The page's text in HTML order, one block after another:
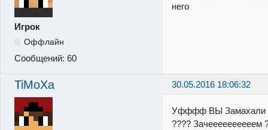
Игрок
Оффлайн
Сообщений: 60
него
TiMoXa 30.05.2016 18:06:32
Уфффф ВЫ Замахали
???? Зачеееееееееем